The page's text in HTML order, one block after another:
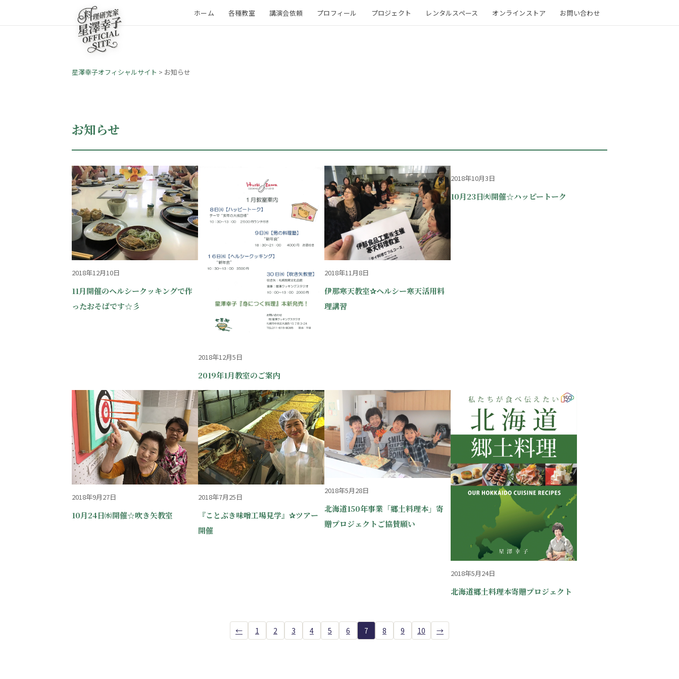
ホーム 各種教室 講演会依頼 プロフィール プロジェクト レンタルスペース オンラインストア お問い合わせ
星澤幸子オフィシャルサイト > お知らせ
お知らせ
2018年12月10日
11月開催のヘルシークッキングで作
ったおそばです☆彡
2018年12月5日
2019年1月教室のご案内
2018年11月8日
伊那寒天教室✰ヘルシー寒天活用料
理講習
2018年10月3日
10月23日㈫開催☆ハッピートーク
2018年9月27日
10月24日㈬開催☆吹き矢教室
2018年7月25日
『ことぶき味噌工場見学』✰ツアー
開催
2018年5月28日
北海道150年事業「郷土料理本」寄
贈プロジェクトご協賛願い
2018年5月24日
北海道郷土料理本寄贈プロジェクト
← 1 2 3 4 5 6 7 8 9 10 →